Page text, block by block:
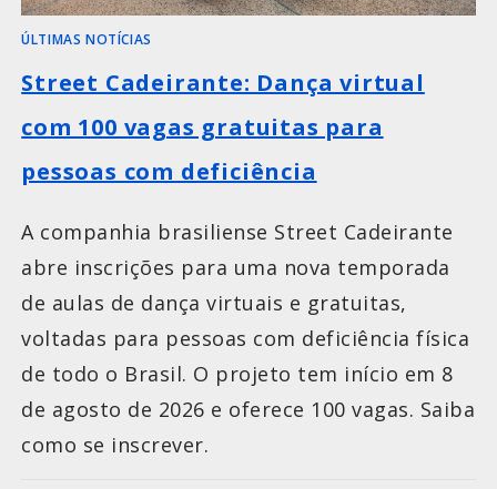
ÚLTIMAS NOTÍCIAS
Street Cadeirante: Dança virtual
com 100 vagas gratuitas para
pessoas com deficiência
A companhia brasiliense Street Cadeirante
abre inscrições para uma nova temporada
de aulas de dança virtuais e gratuitas,
voltadas para pessoas com deficiência física
de todo o Brasil. O projeto tem início em 8
de agosto de 2026 e oferece 100 vagas. Saiba
como se inscrever.